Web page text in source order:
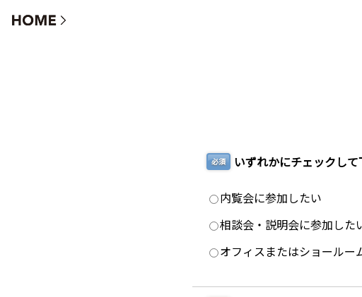
ご来場Webご予約フォーム
必須 いずれかにチェックして
内覧会に参加したい
相談会・説明会に参加した
オフィスまたはショールー